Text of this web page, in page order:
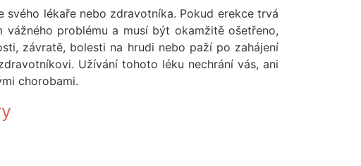
lékaře nebo zdravotníka. Pokud erekce trvá
problému a musí být okamžitě ošetřeno,
závratě, bolesti na hrudi nebo paží po zahájení
Užívání tohoto léku nechrání vás, ani
chorobami.